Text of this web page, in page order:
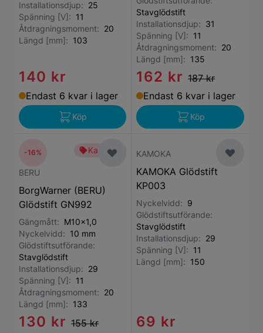
Installationsdjup: 25
Spänning [V]: 11
Åtdragningsmoment: 20
Längd [mm]: 103
140 kr
Endast 6 kvar i lager
Köp
Stavglödstift
Installationsdjup: 31
Spänning [V]: 11
Åtdragningsmoment: 20
Längd [mm]: 135
162 kr 187 kr
Endast 6 kvar i lager
Köp
Kampanj
BERU
BorgWarner (BERU)
Glödstift GN992
Gängmått: M10x1,0
Nyckelvidd: 10 mm
Glödstiftsutförande:
Stavglödstift
Installationsdjup: 29
Spänning [V]: 11
Åtdragningsmoment: 20
Längd [mm]: 133
130 kr 155 kr
-16% KAMOKA
KAMOKA Glödstift
KP003
Nyckelvidd: 9
Glödstiftsutförande:
Stavglödstift
Installationsdjup: 29
Spänning [V]: 11
Längd [mm]: 150
69 kr